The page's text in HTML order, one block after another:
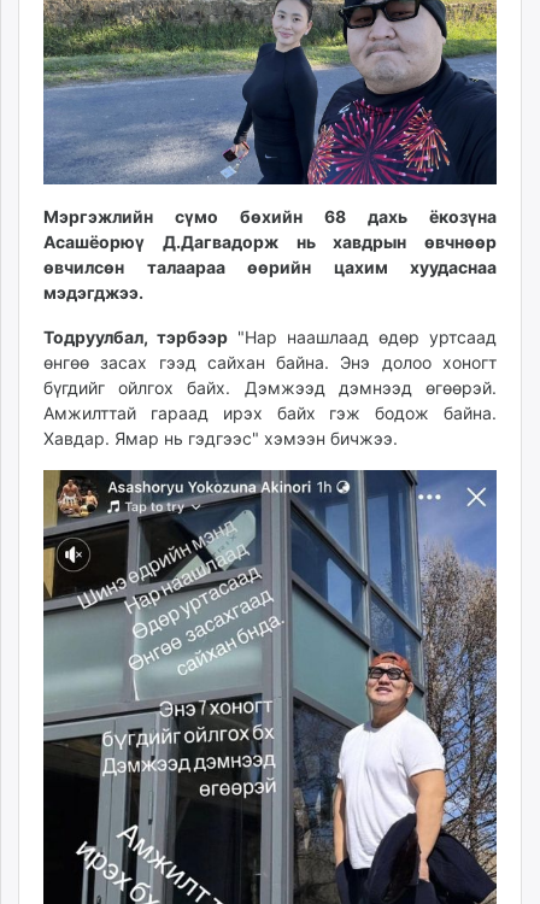
Livetv.mn
Eguur.mn
24tsag.mn
shuud.mn
eagle.mn
ergelt.mn
today.mn
zuv.mn
urlag.mn
unen.mn
asu.mn
shudarga.mn
unuudur.mn
isee.mn
mglradio.com
fact.mn
itoim.mn
shuum.mn
tvmongolia.mn
mass.mn
unegui.mn
toim.mn
Мэргэжлийн сүмо бөхийн 68 дахь ёкозүна
Асашёорюү Д.Дагвадорж нь хавдрын өвчнөөр
өвчилсөн талаараа өөрийн цахим хуудаснаа
мэдэгджээ.
Тодруулбал, тэрбээр "Нар наашлаад өдөр уртсаад
өнгөө засах гээд сайхан байна. Энэ долоо хоногт
бүгдийг ойлгох байх. Дэмжээд дэмнээд өгөөрэй.
Амжилттай гараад ирэх байх гэж бодож байна.
Хавдар. Ямар нь гэдгээс" хэмээн бичжээ.